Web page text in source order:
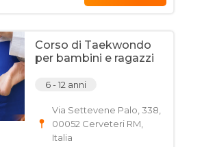
Corso di Taekwondo
per bambini e ragazzi
6 - 12 anni
Via Settevene Palo, 338,
00052 Cerveteri RM,
Italia